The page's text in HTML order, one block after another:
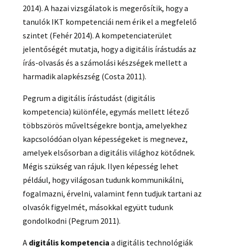
2014). A hazai vizsgálatok is megerősítik, hogy a
tanulók IKT kompetenciái nem érik el a megfelelő
szintet (Fehér 2014). A kompetenciaterület
jelentőségét mutatja, hogy a digitális írástudás az
írás-olvasás és a számolási készségek mellett a
harmadik alapkészség (Costa 2011).
Pegrum a digitális írástudást (digitális
kompetencia) különféle, egymás mellett létező
többszörös műveltségekre bontja, amelyekhez
kapcsolódóan olyan képességeket is megnevez,
amelyek elsősorban a digitális világhoz kötődnek.
Mégis szükség van rájuk. Ilyen képesség lehet
például, hogy világosan tudunk kommunikálni,
fogalmazni, érvelni, valamint fenn tudjuk tartani az
olvasók figyelmét, másokkal együtt tudunk
gondolkodni (Pegrum 2011).
A digitális kompetencia a digitális technológiák